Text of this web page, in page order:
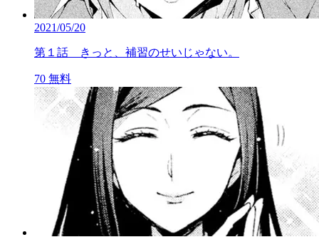
2021/05/20
第１話 きっと、補習のせいじゃない。
70 無料